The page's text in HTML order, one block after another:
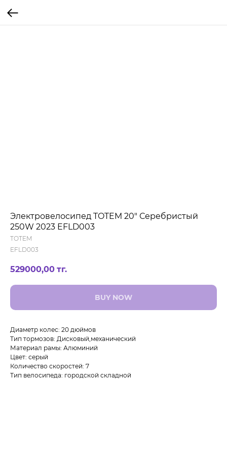
Электровелосипед TOTEM 20" Серебристый
250W 2023 EFLD003
TOTEM
EFLD003
529000,00 тг.
BUY NOW
Диаметр колес: 20 дюймов
Тип тормозов: Дисковый,механический
Материал рамы: Алюминий
Цвет: серый
Количество скоростей: 7
Тип велосипеда: городской складной